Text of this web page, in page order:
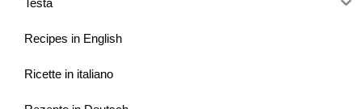
Recipes in English
Ricette in italiano